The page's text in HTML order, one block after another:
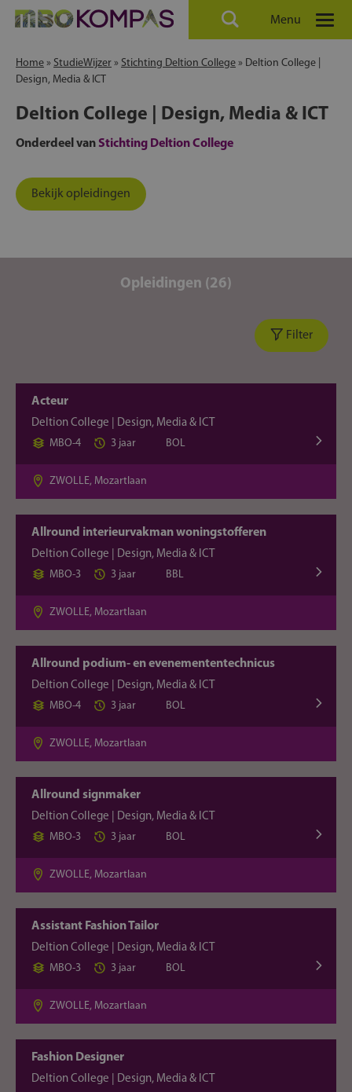
Menu
Home » StudieWijzer » Stichting Deltion College » Deltion College |
Design, Media & ICT
Deltion College | Design, Media & ICT
Onderdeel van Stichting Deltion College
Bekijk opleidingen
Opleidingen (26)
Filter
Acteur
Deltion College | Design, Media & ICT
MBO-4
3 jaar BOL
ZWOLLE, Mozartlaan
Allround interieurvakman woningstofferen
Deltion College | Design, Media & ICT
MBO-3
3 jaar BBL
ZWOLLE, Mozartlaan
Allround podium- en evenemententechnicus
Deltion College | Design, Media & ICT
MBO-4
3 jaar BOL
ZWOLLE, Mozartlaan
Allround signmaker
Deltion College | Design, Media & ICT
MBO-3
3 jaar BOL
ZWOLLE, Mozartlaan
Assistant Fashion Tailor
Deltion College | Design, Media & ICT
MBO-3
3 jaar BOL
ZWOLLE, Mozartlaan
Fashion Designer
Deltion College | Design, Media & ICT